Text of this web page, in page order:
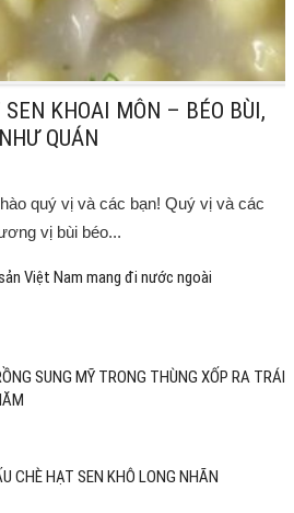
KHOAI MÔN – BÉO BÙI,
QUÁN
quý vị và các bạn! Quý vị và các
vị bùi béo...
Việt Nam mang đi nước ngoài
SUNG MỸ TRONG THÙNG XỐP RA TRÁI
CHÈ HẠT SEN KHÔ LONG NHÃN